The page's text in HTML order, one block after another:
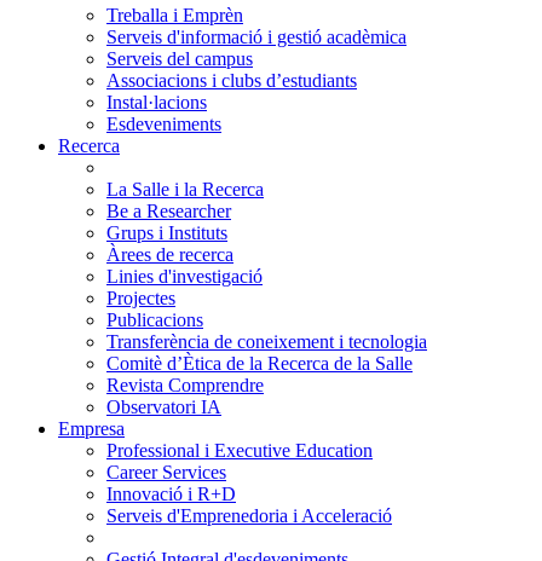
Treballa i Emprèn
Serveis d'informació i gestió acadèmica
Serveis del campus
Associacions i clubs d’estudiants
Instal·lacions
Esdeveniments
Recerca
La Salle i la Recerca
Be a Researcher
Grups i Instituts
Àrees de recerca
Linies d'investigació
Projectes
Publicacions
Transferència de coneixement i tecnologia
Comitè d’Ètica de la Recerca de la Salle
Revista Comprendre
Observatori IA
Empresa
Professional i Executive Education
Career Services
Innovació i R+D
Serveis d'Emprenedoria i Acceleració